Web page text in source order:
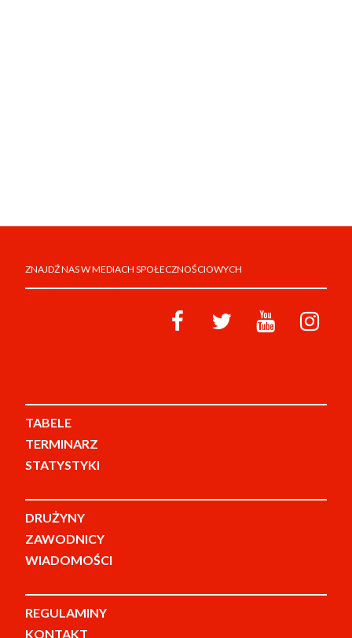
ZNAJDŹ NAS W MEDIACH SPOŁECZNOŚCIOWYCH
TABELE
TERMINARZ
STATYSTYKI
DRUŻYNY
ZAWODNICY
WIADOMOŚCI
REGULAMINY
KONTAKT